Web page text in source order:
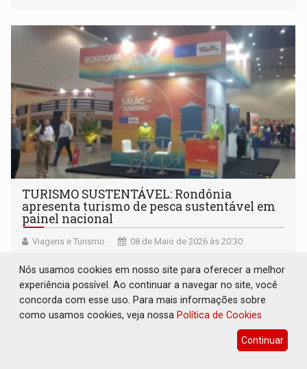
TURISMO SUSTENTÁVEL: Rondônia
apresenta turismo de pesca sustentável em
painel nacional
Viagens e Turismo 08 de Maio de 2026 às 20:30
exposição, com foco na promoção do turismo de
natureza, pesca esportiva e ecoturismo
Nós usamos cookies em nosso site para oferecer a melhor
experiência possível. Ao continuar a navegar no site, você
concorda com esse uso. Para mais informações sobre
como usamos cookies, veja nossa Política de Cookies
Continuar